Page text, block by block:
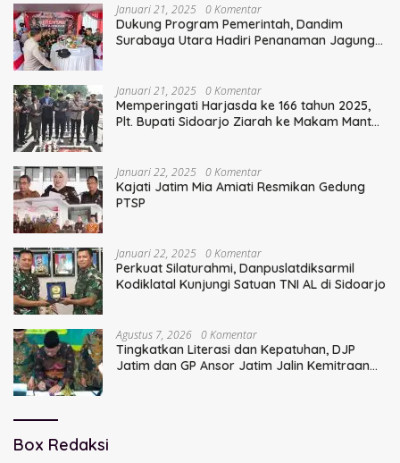
Januari 21, 2025 0 Komentar
Dukung Program Pemerintah, Dandim
Surabaya Utara Hadiri Penanaman Jagung
Januari 21, 2025 0 Komentar
Memperingati Harjasda ke 166 tahun 2025,
Plt. Bupati Sidoarjo Ziarah ke Makam Mantan
Januari 22, 2025 0 Komentar
Kajati Jatim Mia Amiati Resmikan Gedung
PTSP
Januari 22, 2025 0 Komentar
Perkuat Silaturahmi, Danpuslatdiksarmil
Kodiklatal Kunjungi Satuan TNI AL di Sidoarjo
Agustus 7, 2026 0 Komentar
Tingkatkan Literasi dan Kepatuhan, DJP
Jatim dan GP Ansor Jatim Jalin Kemitraan
Box Redaksi